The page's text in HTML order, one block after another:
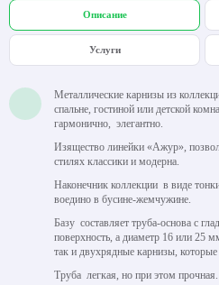
Описание
Услуги
Металлические карнизы из
спальне, гостиной или детской
гармонично, элегантно.
Изящество линейки «Ажур»,
стилях классики и модерна.
Наконечник коллекции в виде
воедино в бусине-жемчужине.
Базу составляет труба-основа с
поверхность, а диаметр 16 или 25
так и двухрядные карнизы,
Труба легкая, но при этом